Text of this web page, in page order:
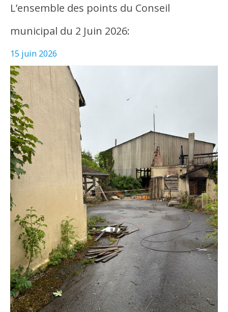
L’ensemble des points du Conseil
municipal du 2 Juin 2026:
15 juin 2026